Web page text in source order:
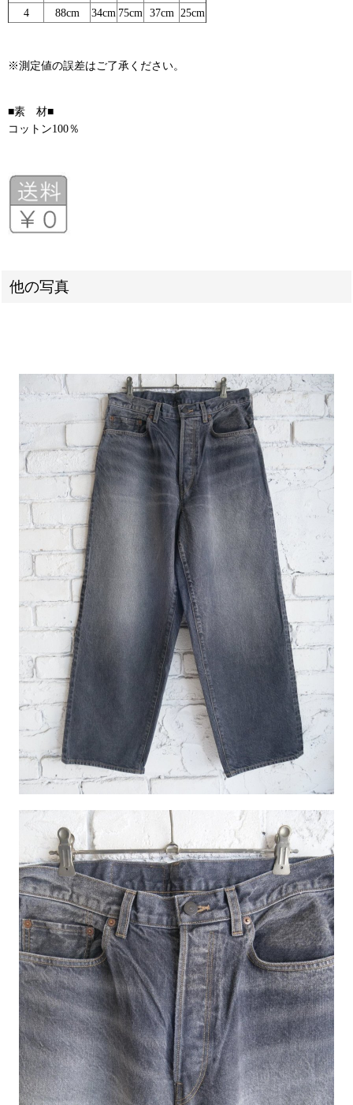
4
88cm 34cm 75cm 37cm 25cm
※測定値の誤差はご了承ください。
■素 材■
コットン100％
他の写真